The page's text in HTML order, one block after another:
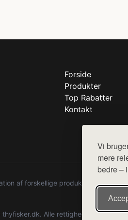
Vi
mere
bedre –
Forside
Produkter
Top Rabatter
Kontakt
af forskellige produkter fra
Alle rettigheder